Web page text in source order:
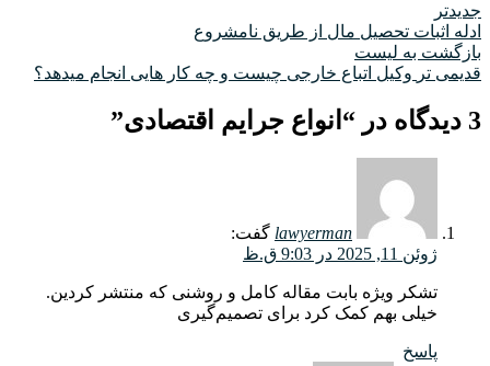
جدیدتر
ادله اثبات تحصیل مال از طریق نامشروع
بازگشت به لیست
قدیمی تر وکیل اتباع خارجی چیست و چه کار هایی انجام میدهد؟
3 دیدگاه در “ انواع جرایم اقتصادی”
lawyerman گفت:
ژوئن 11, 2025 در 9:03 ق.ظ
تشکر ویژه بابت مقاله کامل و روشنی که منتشر کردین.
خیلی بهم کمک کرد برای تصمیم‌گیری
پاسخ